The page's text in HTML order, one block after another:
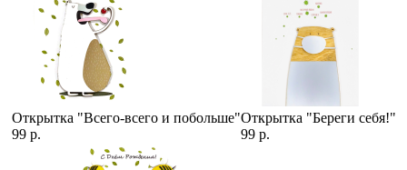
Открытка "Всего-всего и побольше"
99 р.
Открытка "Береги себя!"
99 р.